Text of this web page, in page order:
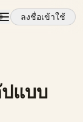
ลงชื่อเข้าใช้
แบบ